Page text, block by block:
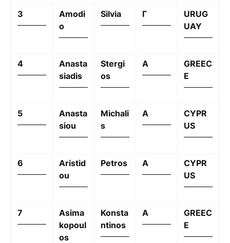
3
Amodi
o
Silvia Γ
URUG
UAY
4
Anasta
siadis
Stergi
os
A
GREEC
E
5
Anasta
siou
Michali
s
A
CYPR
US
6
Aristid
ou
Petros A
CYPR
US
7
Asima
kopoul
os
Konsta
ntinos
A
GREEC
E